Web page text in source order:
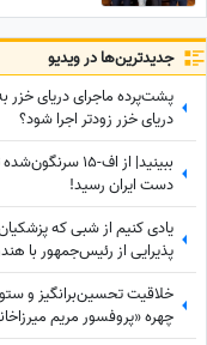
جدید‌ترین‌ها در ویدیو
پشت‌پرده ماجرای دریای خزر
دریای خزر زودتر اجرا شود؟
ببینید| از اف-
دست ایران رسید!
یادی کنیم از شبی که
پذیرایی از رئیس‌جمهور با
دکتر پزشکیان+ویدیو
چهره «پروفسور مریم